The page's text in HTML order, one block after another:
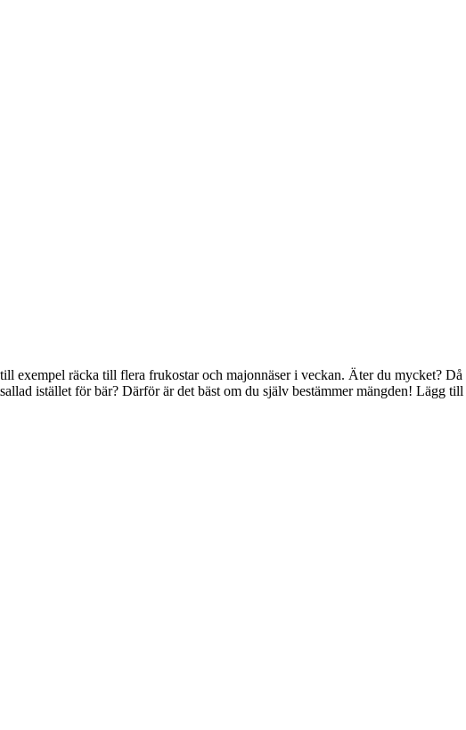
exempel räcka till flera frukostar och majonnäser i veckan. Äter du mycket?
istället för bär? Därför är det bäst om du själv bestämmer mängden! Lägg